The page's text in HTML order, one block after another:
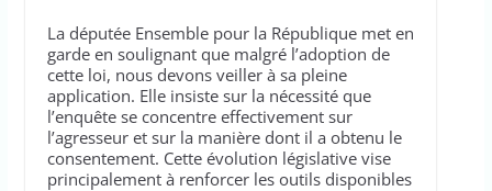
La députée Ensemble pour la République met en
garde en soulignant que malgré l’adoption de
cette loi, nous devons veiller à sa pleine
application. Elle insiste sur la nécessité que
l’enquête se concentre effectivement sur
l’agresseur et sur la manière dont il a obtenu le
consentement. Cette évolution législative vise
principalement à renforcer les outils disponibles